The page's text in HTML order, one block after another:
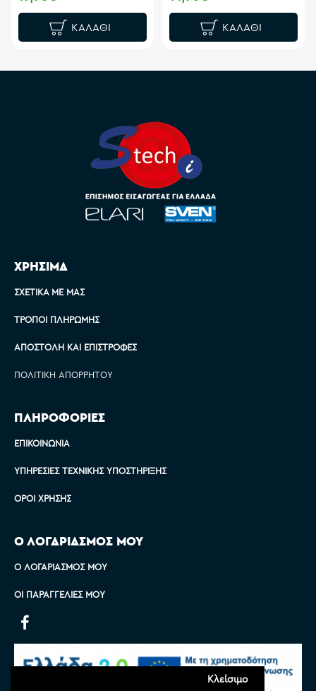
Κλείσιμο
ΚΑΛΆΘΙ ΚΑΛΆΘΙ
ΧΡΗΣΙΜΑ
ΣΧΕΤΙΚΆ ΜΕ ΜΑΣ
ΤΡΌΠΟΙ ΠΛΗΡΩΜΉΣ
ΑΠΟΣΤΟΛΉ ΚΑΙ ΕΠΙΣΤΡΟΦΈΣ
ΠΟΛΙΤΙΚΉ ΑΠΟΡΡΉΤΟΥ
ΠΛΗΡΟΦΟΡΙΕΣ
ΕΠΙΚΟΙΝΩΝΊΑ
ΥΠΗΡΕΣΊΕΣ ΤΕΧΝΙΚΉΣ ΥΠΟΣΤΉΡΙΞΗΣ
ΌΡΟΙ ΧΡΉΣΗΣ
Ο ΛΟΓΑΡΙΑΣΜΟΣ ΜΟΥ
Ο ΛΟΓΑΡΙΑΣΜΌΣ ΜΟΥ
ΟΙ ΠΑΡΑΓΓΕΛΊΕΣ ΜΟΥ